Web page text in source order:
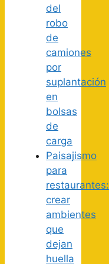
del
robo
de
camiones
por
suplantación
en
bolsas
de
carga
Paisajismo
para
restaurantes:
crear
ambientes
que
dejan
huella